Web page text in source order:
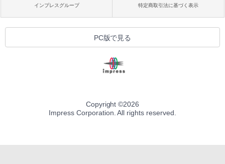
インプレスグループ 特定商取引法に基づく表示
PC版で見る
Copyright ©2026
Impress Corporation. All rights reserved.